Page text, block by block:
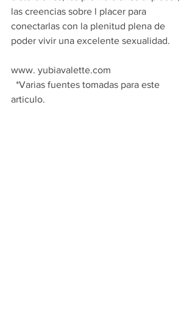
las creencias sobre l placer para
conectarlas con la plenitud plena de
poder vivir una excelente sexualidad.
www. yubiavalette.com
articulo.